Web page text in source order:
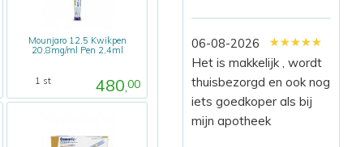
Mounjaro 12,5 Kwikpen
20,8mg/ml Pen 2,4ml
1 st 480 00
06-08-2026 ★★★★★
★★★★★
★★★★★
Het is makkelijk , wordt
thuisbezorgd en ook nog
iets goedkoper als bij
mijn apotheek